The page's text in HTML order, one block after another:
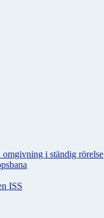
i ständig rörelse
ISS